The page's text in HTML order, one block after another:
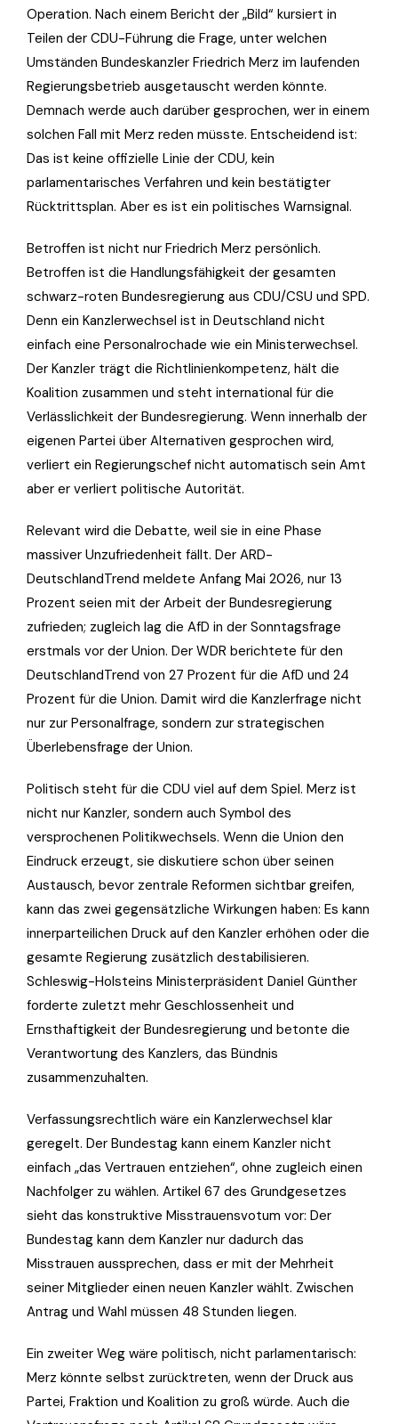
Operation. Nach einem Bericht der „Bild“ kursiert in
Teilen der CDU-Führung die Frage, unter welchen
Umständen Bundeskanzler Friedrich Merz im laufenden
Regierungsbetrieb ausgetauscht werden könnte.
Demnach werde auch darüber gesprochen, wer in einem
solchen Fall mit Merz reden müsste. Entscheidend ist:
Das ist keine offizielle Linie der CDU, kein
parlamentarisches Verfahren und kein bestätigter
Rücktrittsplan. Aber es ist ein politisches Warnsignal.
Betroffen ist nicht nur Friedrich Merz persönlich.
Betroffen ist die Handlungsfähigkeit der gesamten
schwarz-roten Bundesregierung aus CDU/CSU und SPD.
Denn ein Kanzlerwechsel ist in Deutschland nicht
einfach eine Personalrochade wie ein Ministerwechsel.
Der Kanzler trägt die Richtlinienkompetenz, hält die
Koalition zusammen und steht international für die
Verlässlichkeit der Bundesregierung. Wenn innerhalb der
eigenen Partei über Alternativen gesprochen wird,
verliert ein Regierungschef nicht automatisch sein Amt
aber er verliert politische Autorität.
Relevant wird die Debatte, weil sie in eine Phase
massiver Unzufriedenheit fällt. Der ARD-
DeutschlandTrend meldete Anfang Mai 2026, nur 13
Prozent seien mit der Arbeit der Bundesregierung
zufrieden; zugleich lag die AfD in der Sonntagsfrage
erstmals vor der Union. Der WDR berichtete für den
DeutschlandTrend von 27 Prozent für die AfD und 24
Prozent für die Union. Damit wird die Kanzlerfrage nicht
nur zur Personalfrage, sondern zur strategischen
Überlebensfrage der Union.
Politisch steht für die CDU viel auf dem Spiel. Merz ist
nicht nur Kanzler, sondern auch Symbol des
versprochenen Politikwechsels. Wenn die Union den
Eindruck erzeugt, sie diskutiere schon über seinen
Austausch, bevor zentrale Reformen sichtbar greifen,
kann das zwei gegensätzliche Wirkungen haben: Es kann
innerparteilichen Druck auf den Kanzler erhöhen oder die
gesamte Regierung zusätzlich destabilisieren.
Schleswig-Holsteins Ministerpräsident Daniel Günther
forderte zuletzt mehr Geschlossenheit und
Ernsthaftigkeit der Bundesregierung und betonte die
Verantwortung des Kanzlers, das Bündnis
zusammenzuhalten.
Verfassungsrechtlich wäre ein Kanzlerwechsel klar
geregelt. Der Bundestag kann einem Kanzler nicht
einfach „das Vertrauen entziehen“, ohne zugleich einen
Nachfolger zu wählen. Artikel 67 des Grundgesetzes
sieht das konstruktive Misstrauensvotum vor: Der
Bundestag kann dem Kanzler nur dadurch das
Misstrauen aussprechen, dass er mit der Mehrheit
seiner Mitglieder einen neuen Kanzler wählt. Zwischen
Antrag und Wahl müssen 48 Stunden liegen.
Ein zweiter Weg wäre politisch, nicht parlamentarisch:
Merz könnte selbst zurücktreten, wenn der Druck aus
Partei, Fraktion und Koalition zu groß würde. Auch die